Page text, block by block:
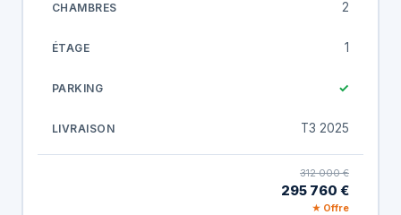
2
1
✓
T3 2025
312 000 €
295 760 €
★ Offre